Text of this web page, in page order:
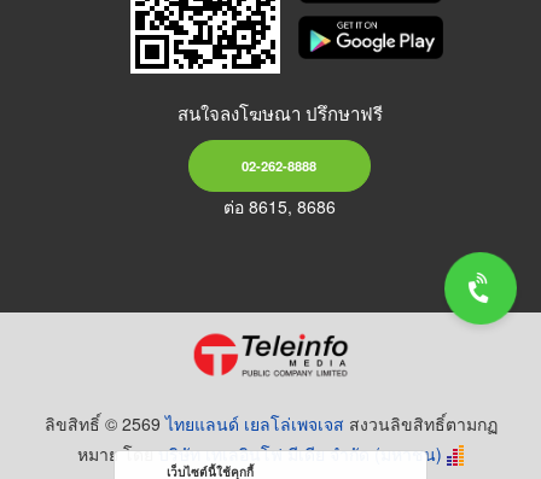
สนใจลงโฆษณา ปรึกษาฟรี
02-262-8888
ต่อ 8615, 8686
ลิขสิทธิ์ © 2569ไทยแลนด์ เยลโล่เพจเจส สงวนลิขสิทธิ์ตามกฏ
หมาย โดยบริษัท เทเลอินโฟ มีเดีย จำกัด (มหาชน)
เว็บไซต์นี้ใช้คุกกี้